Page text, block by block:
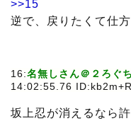
>>15
逆で、戻りたくて仕
16:名無しさん＠２ろぐ
14:02:55.76
坂上忍が消えるなら